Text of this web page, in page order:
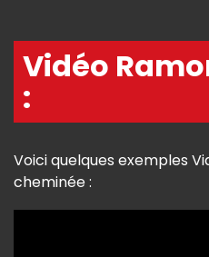
Vidéo
:
Voici quelques exemples
cheminée :